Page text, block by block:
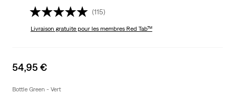
(115)
Livraison gratuitepour les membres Red Tab™
Sale
is
54,95 €
Bottle Green - Vert